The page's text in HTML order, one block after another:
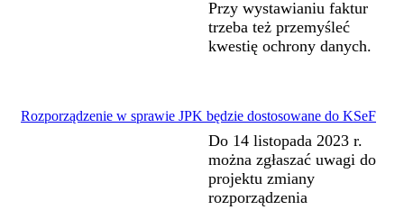
Przy wystawianiu faktur
trzeba też przemyśleć
kwestię ochrony danych.
Rozporządzenie w sprawie JPK będzie dostosowane do KSeF
Do 14 listopada 2023 r.
można zgłaszać uwagi do
projektu zmiany
rozporządzenia